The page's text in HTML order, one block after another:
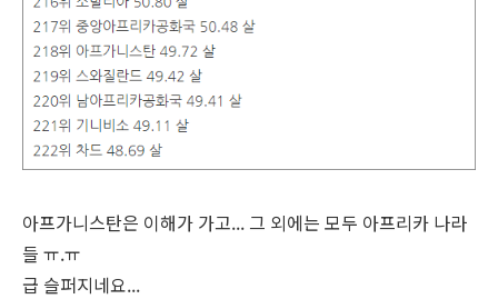
아프가니스탄은 이해가 가고... 그 외에는 모두 아프리카 나라
들 ㅠ.ㅠ
급 슬퍼지네요...